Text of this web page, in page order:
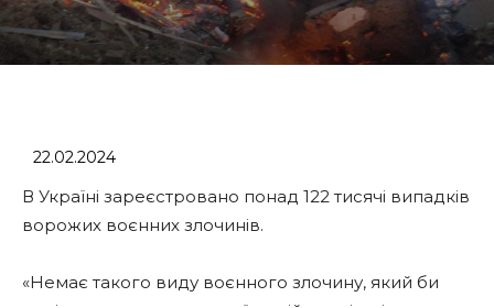
22.02.2024
В Україні зареєстровано понад 122 тисячі випадків
ворожих воєнних злочинів.
«Немає такого виду воєнного злочину, який би